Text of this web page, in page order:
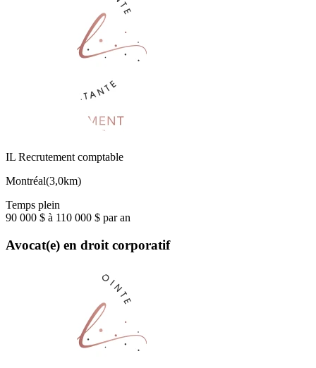
IL Recrutement comptable
Montréal(3,0km)
Temps plein
90 000 $ à 110 000 $ par an
Avocat(e) en droit corporatif